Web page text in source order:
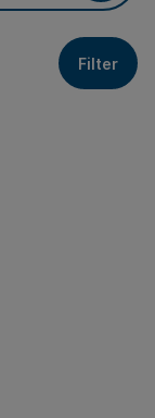
Filter